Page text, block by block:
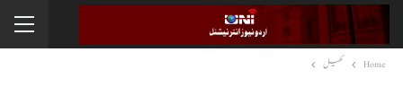
Home کھیل